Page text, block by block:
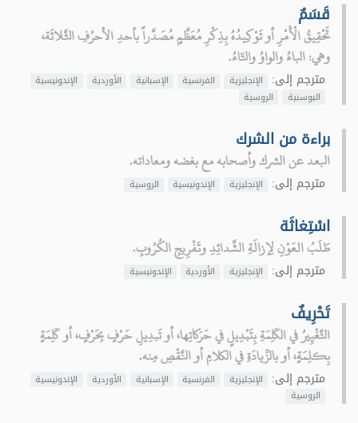
قَسَمٌ
تَحْقِيقُ الْأَمْرِ أو تَوْكِيدُهُ بِذِكْرِ مُعَظَّمٍ مُصَدَّراً بأحدِ الأحرُفِ الثَّلاثَة،
وهي: الباءُ والواوُ والتّاءُ.
مترجم إلى: الإنجليزية الفرنسية الإسبانية الأوردية
الإندونيسية
البوسنية
الروسية
براءة من الشرك
البعد عن الشرك وأصحابه مع بغضه ومعاداته.
مترجم إلى: الإنجليزية الإندونيسية الروسية
اسْتِغاثَة
طَلَبُ العَوْنِ لِإزالَةِ الشَّدائِدِ وتَفْرِيجِ الكُرُوبِ.
مترجم إلى: الإنجليزية الأوردية الإندونيسية
تَحْرِيفٌ
التَّغْيِيرُ في الكَلِمَةِ بِتَبْدِيلٍ في حَرَكاتِها، أو تَبدِيلِ حَرْفٍ بِحَرْفٍ، أو كَلِمَةٍ
بِكلِمَةٍ، أو بالزِّيادَةِ في الكلامِ أو النَّقْصِ مِنه.
مترجم إلى: الإنجليزية الفرنسية الإسبانية الأوردية
الإندونيسية
الروسية